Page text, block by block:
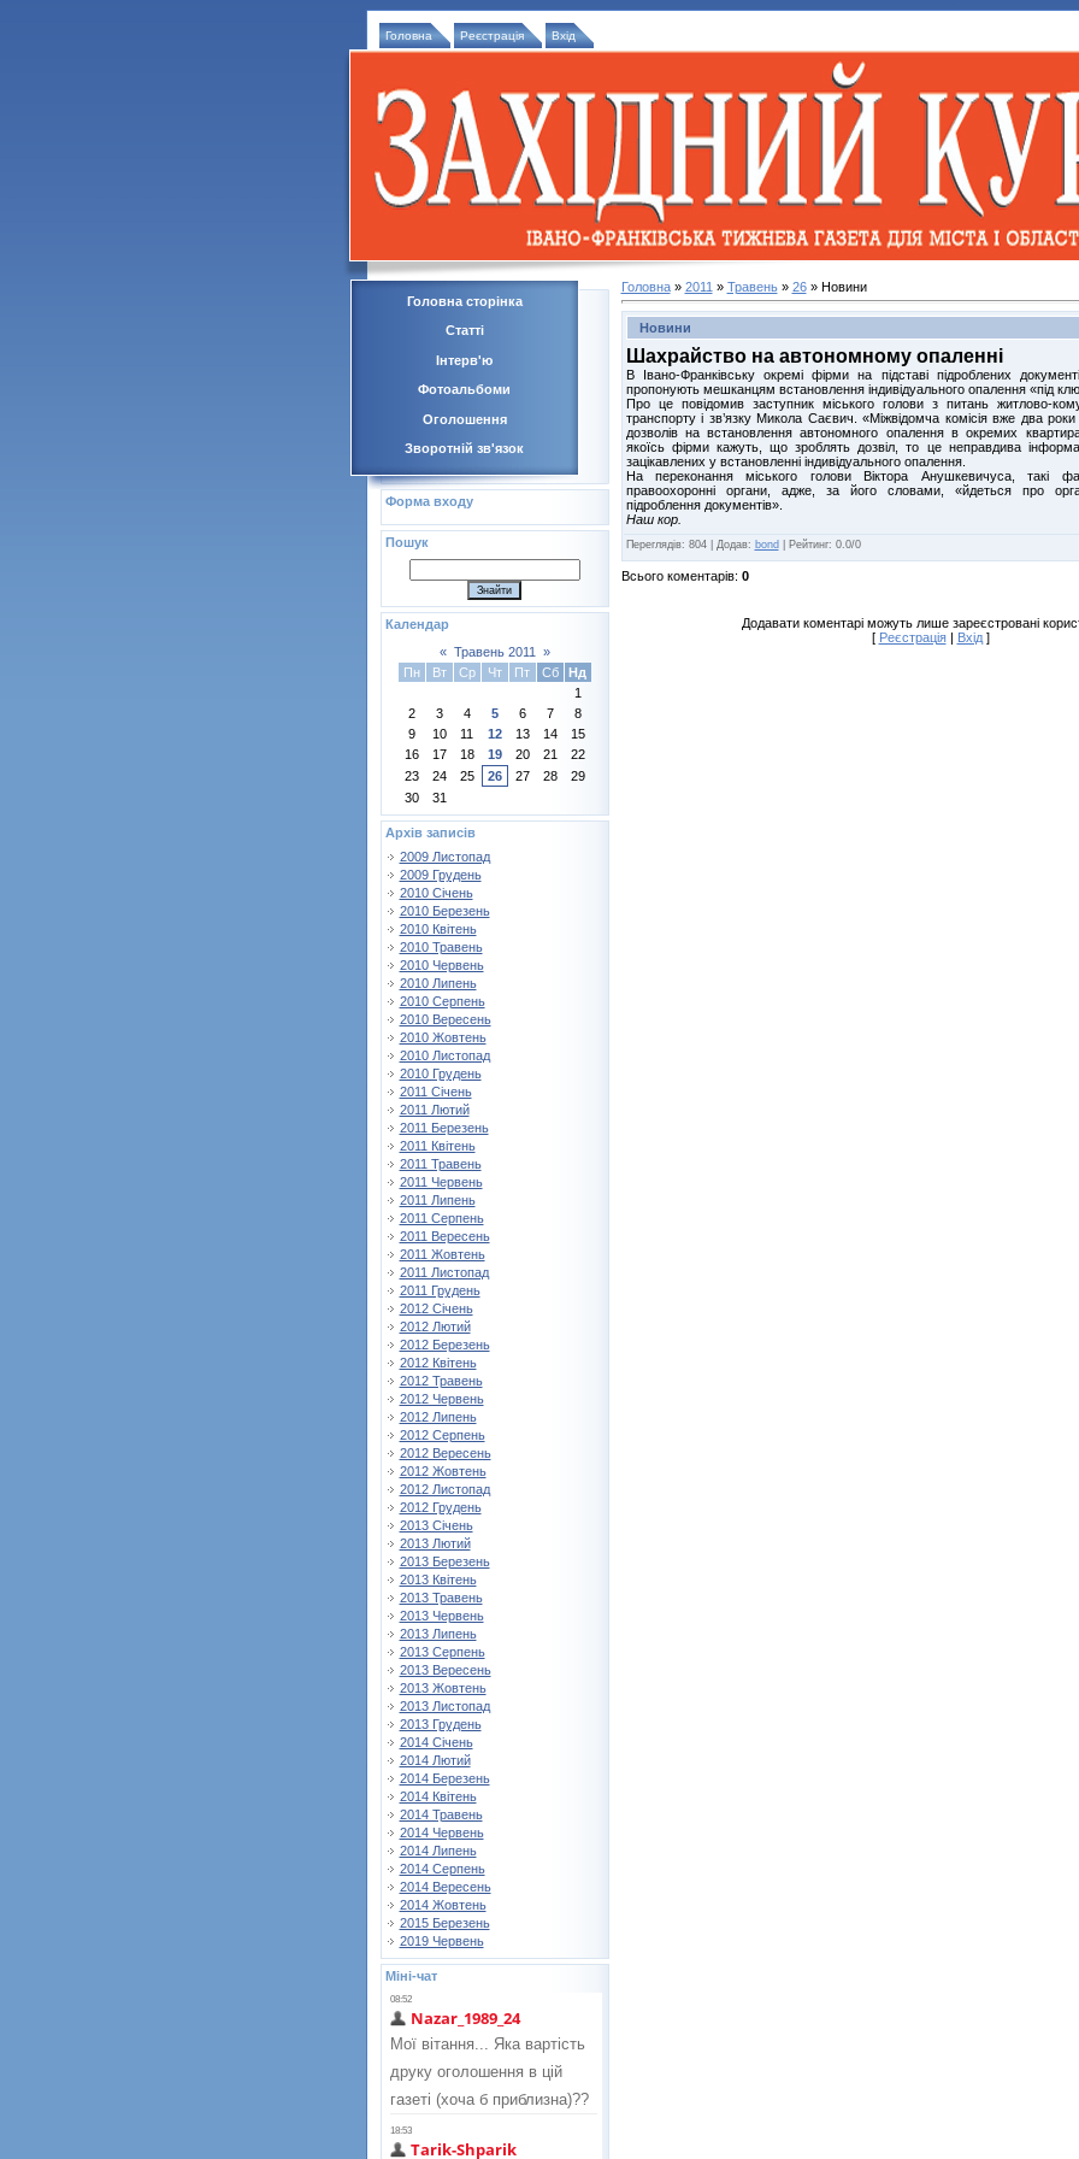
Головна Реєстрація Вхід
Головна сторінка
Статті
Інтерв'ю
Фотоальбоми
Оголошення
Зворотній зв'язок
Форма входу
Пошук
Календар
« Травень 2011
»
Пн
Вт Ср Чт Пт Сб
Нд
1
2
3 4 5 6 7
8
9
10 11 12 13 14
15
16
17 18 19 20 21
22
23
24 25 26 27 28
29
30
31
Архів записів
2009 Листопад
2009 Грудень
2010 Січень
2010 Березень
2010 Квітень
2010 Травень
2010 Червень
2010 Липень
2010 Серпень
2010 Вересень
2010 Жовтень
2010 Листопад
2010 Грудень
2011 Січень
2011 Лютий
2011 Березень
2011 Квітень
2011 Травень
2011 Червень
2011 Липень
2011 Серпень
2011 Вересень
2011 Жовтень
2011 Листопад
2011 Грудень
2012 Січень
2012 Лютий
2012 Березень
2012 Квітень
2012 Травень
2012 Червень
2012 Липень
2012 Серпень
2012 Вересень
2012 Жовтень
2012 Листопад
2012 Грудень
2013 Січень
2013 Лютий
2013 Березень
2013 Квітень
2013 Травень
2013 Червень
2013 Липень
2013 Серпень
2013 Вересень
2013 Жовтень
2013 Листопад
2013 Грудень
2014 Січень
2014 Лютий
2014 Березень
2014 Квітень
2014 Травень
2014 Червень
2014 Липень
2014 Серпень
2014 Вересень
2014 Жовтень
2015 Березень
2019 Червень
Міні-чат
Головна» 2011 » Травень » 26» Новини
Новини
Шахрайство на автономному опаленні
В Івано-Франківську окремі фірми на підставі підроблених
пропонують мешканцям встановлення індивідуального опалення «під
Про це повідомив заступник міського голови з питань житлово-
транспорту і зв’язку Микола Саєвич. «Міжвідомча комісія вже два
дозволів на встановлення автономного опалення в окремих
якоїсь фірми кажуть, що зроблять дозвіл, то це неправдива
зацікавлених у встановленні індивідуального опалення.
На переконання міського голови Віктора Анушкевичуса, такі
правоохоронні органи, адже, за його словами, «йдеться про
підроблення документів».
Наш кор.
Переглядів: 804| Додав: bond Рейтинг: 0.0/0
Всього коментарів: 0
Додавати коментарі можуть лише зареєстровані
[ Реєстрація| Вхід]